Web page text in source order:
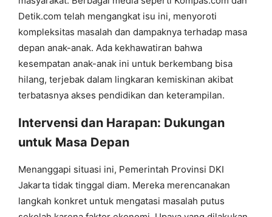
Detik.com telah mengangkat isu ini, menyoroti
kompleksitas masalah dan dampaknya terhadap masa
depan anak-anak. Ada kekhawatiran bahwa
kesempatan anak-anak ini untuk berkembang bisa
hilang, terjebak dalam lingkaran kemiskinan akibat
terbatasnya akses pendidikan dan keterampilan.
Intervensi dan Harapan: Dukungan
untuk Masa Depan
Menanggapi situasi ini, Pemerintah Provinsi DKI
Jakarta tidak tinggal diam. Mereka merencanakan
langkah konkret untuk mengatasi masalah putus